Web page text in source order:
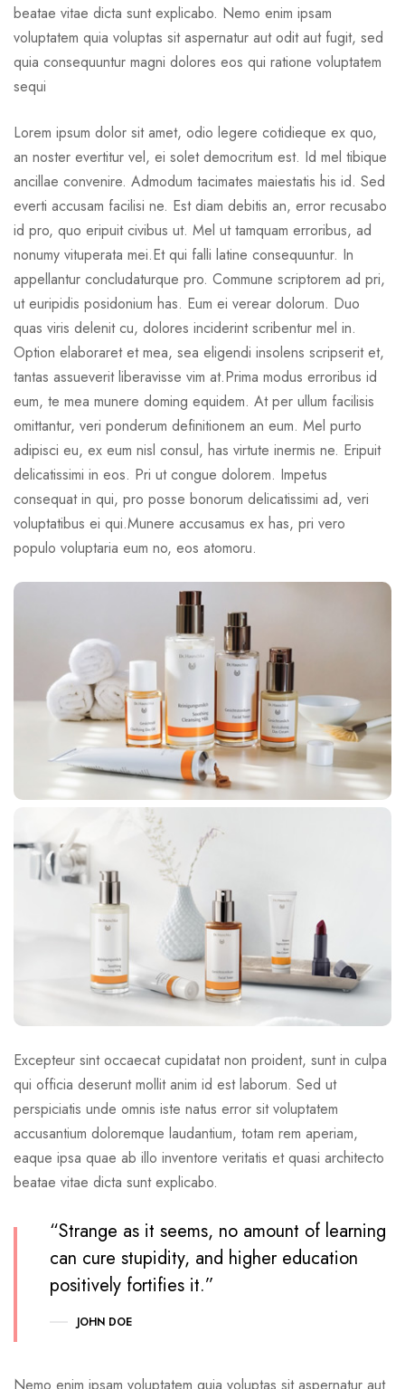
beatae vitae dicta sunt explicabo. Nemo enim ipsam
voluptatem quia voluptas sit aspernatur aut odit aut fugit, sed
quia consequuntur magni dolores eos qui ratione voluptatem
sequi
Lorem ipsum dolor sit amet, odio legere cotidieque ex quo,
an noster evertitur vel, ei solet democritum est. Id mel tibique
ancillae convenire. Admodum tacimates maiestatis his id. Sed
everti accusam facilisi ne. Est diam debitis an, error recusabo
id pro, quo eripuit civibus ut. Mel ut tamquam erroribus, ad
nonumy vituperata mei.Et qui falli latine consequuntur. In
appellantur concludaturque pro. Commune scriptorem ad pri,
ut euripidis posidonium has. Eum ei verear dolorum. Duo
quas viris delenit cu, dolores inciderint scribentur mel in.
Option elaboraret et mea, sea eligendi insolens scripserit et,
tantas assueverit liberavisse vim at.Prima modus erroribus id
eum, te mea munere doming equidem. At per ullum facilisis
omittantur, veri ponderum definitionem an eum. Mel purto
adipisci eu, ex eum nisl consul, has virtute inermis ne. Eripuit
delicatissimi in eos. Pri ut congue dolorem. Impetus
consequat in qui, pro posse bonorum delicatissimi ad, veri
voluptatibus ei qui.Munere accusamus ex has, pri vero
populo voluptaria eum no, eos atomoru.
Excepteur sint occaecat cupidatat non proident, sunt in culpa
qui officia deserunt mollit anim id est laborum. Sed ut
perspiciatis unde omnis iste natus error sit voluptatem
accusantium doloremque laudantium, totam rem aperiam,
eaque ipsa quae ab illo inventore veritatis et quasi architecto
beatae vitae dicta sunt explicabo.
“Strange as it seems, no amount of learning
can cure stupidity, and higher education
positively fortifies it.”
JOHN DOE